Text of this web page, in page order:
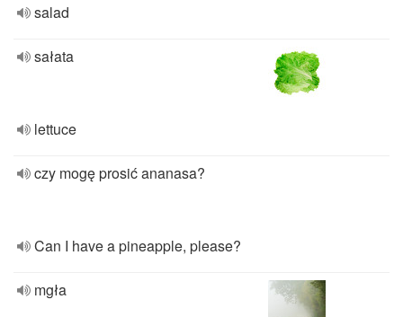
salad
sałata
lettuce
czy mogę prosić ananasa?
Can I have a pineapple, please?
mgła